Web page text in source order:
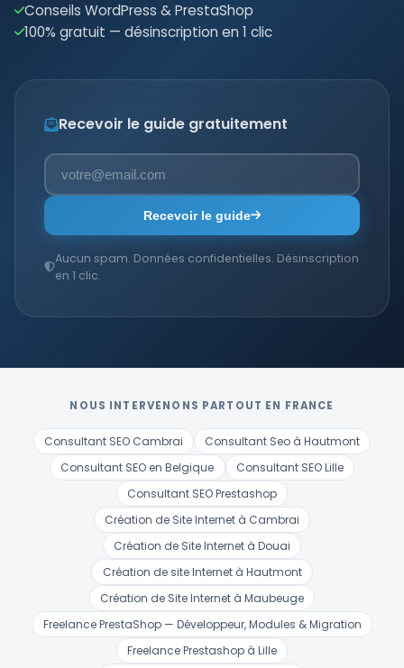
Conseils WordPress & PrestaShop
100% gratuit — désinscription en 1 clic
Recevoir le guide gratuitement
Recevoir le guide
Aucun spam. Données confidentielles. Désinscription
en 1 clic.
NOUS INTERVENONS PARTOUT EN FRANCE
Consultant SEO Cambrai
Consultant Seo à Hautmont
Consultant SEO en Belgique
Consultant SEO Lille
Consultant SEO Prestashop
Création de Site Internet à Cambrai
Création de Site Internet à Douai
Création de site Internet à Hautmont
Création de Site Internet à Maubeuge
Freelance PrestaShop — Développeur, Modules & Migration
Freelance Prestashop à Lille